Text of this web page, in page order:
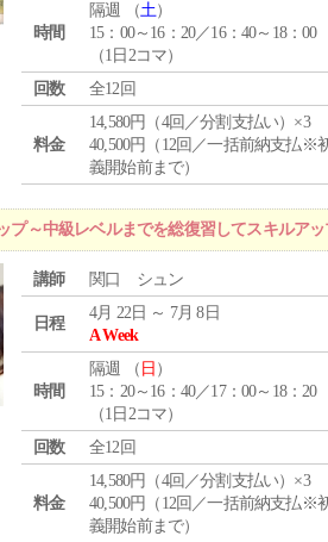
時間
隔週 （土）
15：00～16：20／16：40～18：00
（1日2コマ）
回数
全12回
料金
14,580円（4回／分割支払い）×3
40,500円（12回／一括前納支払※
義開始前まで）
プ～中級レベルまでを総復習してスキルア
講師 関口 シュン
日程
4月 22日 ～ 7月 8日
A Week
時間
隔週 （ 日 ）
15：20～16：40／17：00～18：20
（1日2コマ）
回数
全12回
料金
14,580円（4回／分割支払い）×3
40,500円（12回／一括前納支払※
義開始前まで）